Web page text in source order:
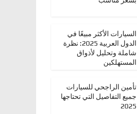
السيارات الأكثر مبيعًا في
الدول العربية 2025: نظرة
شاملة وتحليل لأذواق
المستهلكين
تأمين الراجحي للسيارات
جميع التفاصيل التي تحتاجها
2025